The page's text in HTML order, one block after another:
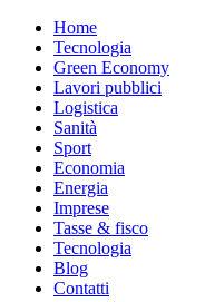
Home
Tecnologia
Green Economy
Lavori pubblici
Logistica
Sanità
Sport
Economia
Energia
Imprese
Tasse & fisco
Tecnologia
Blog
Contatti